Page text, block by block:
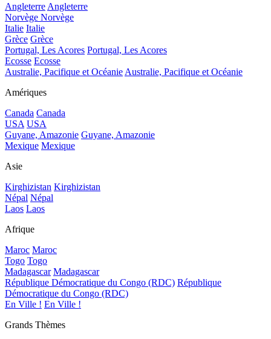
Angleterre Angleterre
Norvège Norvège
Italie Italie
Grèce Grèce
Portugal, Les Acores Portugal, Les Acores
Ecosse Ecosse
Australie, Pacifique et Océanie Australie, Pacifique et Océanie
Amériques
Canada Canada
USA USA
Guyane, Amazonie Guyane, Amazonie
Mexique Mexique
Asie
Kirghizistan Kirghizistan
Népal Népal
Laos Laos
Afrique
Maroc Maroc
Togo Togo
Madagascar Madagascar
République Démocratique du Congo (RDC) République
Démocratique du Congo (RDC)
En Ville ! En Ville !
Grands Thèmes